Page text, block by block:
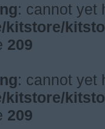
: cannot yet
kitstore/
209
: cannot yet
kitstore/
209